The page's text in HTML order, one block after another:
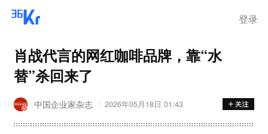
登录
肖战代言的网红咖啡品牌，靠“水
替”杀回来了
中国企业家杂志 2026年05月18日 01:43